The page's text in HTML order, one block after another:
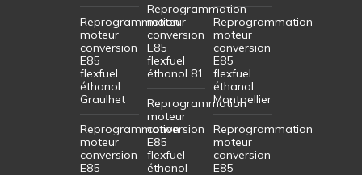
Reprogrammation
moteur
conversion
E85
flexfuel
éthanol
Graulhet
Reprogrammation
moteur
conversion
E85
Reprogrammation
moteur
conversion
E85
flexfuel
éthanol 81
Reprogrammation
moteur
conversion
E85
flexfuel
éthanol
Reprogrammation
moteur
conversion
E85
flexfuel
éthanol
Montpellier
Reprogrammation
moteur
conversion
E85